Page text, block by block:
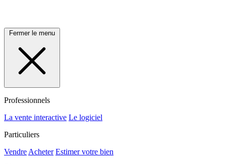
Fermer le menu
Professionnels
La vente interactive Le logiciel
Particuliers
Vendre Acheter Estimer votre bien